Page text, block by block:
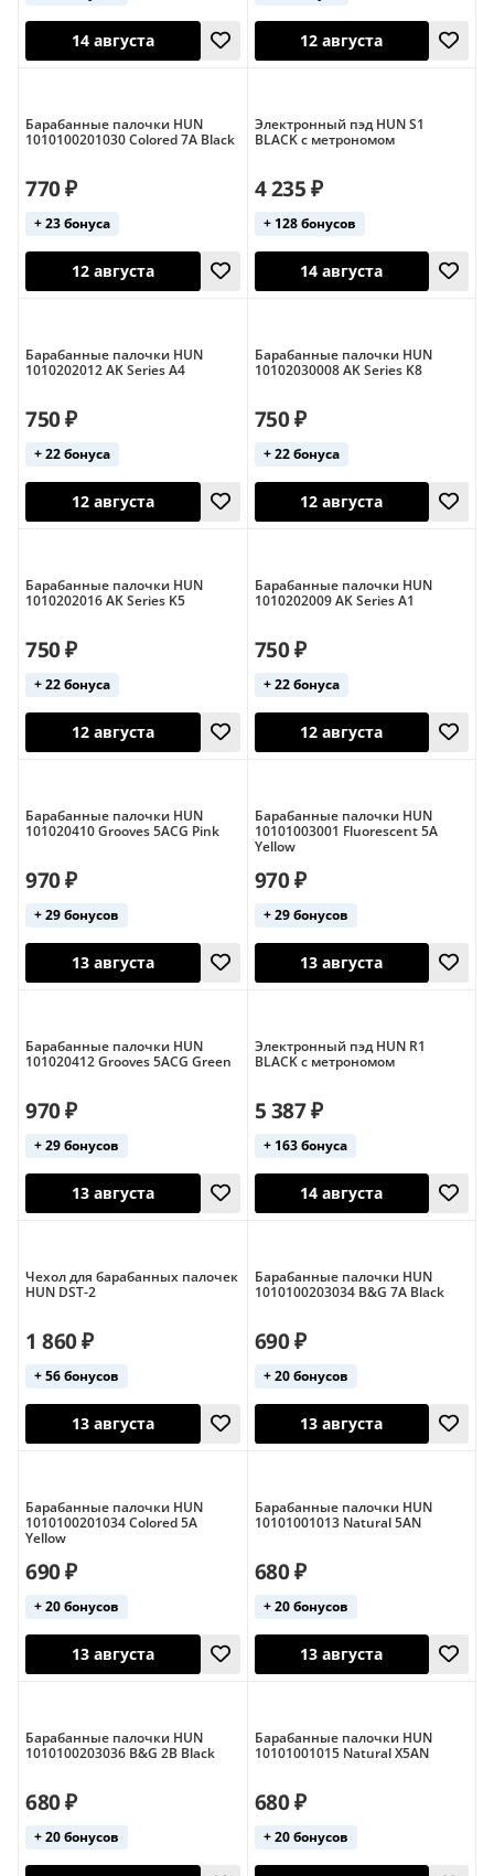
14 августа 14 августа
Барабанные палочки HUN
1010100201030 Colored 7A Black
770 ₽
+ 23 бонуса
Электронный пэд HUN S1
BLACK с метрономом
4 235 ₽
+ 128 бонусов
14 августа
Барабанные палочки HUN
1010202012 AK Series A4
750 ₽
+ 22 бонуса
12 августа
Барабанные палочки HUN
10102030008 AK Series K8
750 ₽
+ 22 бонуса
12 августа
Барабанные палочки HUN
1010202016 AK Series K5
750 ₽
+ 22 бонуса
Барабанные палочки HUN
1010202009 AK Series A1
750 ₽
+ 22 бонуса
Барабанные палочки HUN
101020410 Grooves 5ACG Pink
970 ₽
+ 29 бонусов
13 августа
Барабанные палочки HUN
10101003001 Fluorescent 5A
Yellow
970 ₽
+ 29 бонусов
Барабанные палочки HUN
101020412 Grooves 5ACG Green
970 ₽
+ 29 бонусов
13 августа
Электронный пэд HUN R1
BLACK с метрономом
5 387 ₽
+ 163 бонуса
14 августа
Чехол для барабанных палочек
HUN DST-2
1 860 ₽
+ 56 бонусов
Барабанные палочки HUN
1010100203034 B&G 7A Black
690 ₽
+ 20 бонусов
Барабанные палочки HUN
1010100201034 Colored 5A
Yellow
690 ₽
+ 20 бонусов
Барабанные палочки HUN
10101001013 Natural 5AN
680 ₽
+ 20 бонусов
Барабанные палочки HUN
1010100203036 B&G 2B Black
680 ₽
+ 20 бонусов
Барабанные палочки HUN
10101001015 Natural X5AN
680 ₽
+ 20 бонусов